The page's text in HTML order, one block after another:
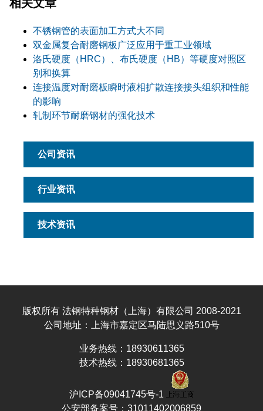
相关文章
不锈钢管的表面加工方式大不同
双金属复合耐磨钢板广泛应用于重工业领域
洛氏硬度（HRC）、布氏硬度（HB）等硬度对照区
别和换算
连接温度对耐磨板瞬时液相扩散连接接头组织和性能
的影响
轧制环节耐磨钢材的强化技术
公司资讯
行业资讯
技术资讯
版权所有 法钢特种钢材（上海）有限公司 2008-2021
公司地址：上海市嘉定区马陆思义路510号
业务热线：18930611365
技术热线：18930681365
沪ICP备09041745号-1
公安部备案号：31011402006859